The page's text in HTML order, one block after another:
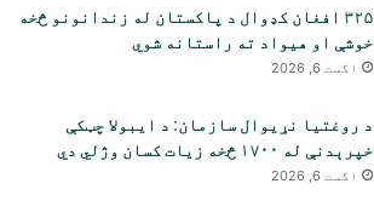
۳۲۵ افغان کډوال د پاکستان له زندانونو څخه
خوشې او هیواد ته راستانه شوي
اگست 6, 2026
د روغتیا نړیوال سازمان: د ایبولا چټکې
خپرېدنې له ۱۷۰۰ څخه زیات کسان وژلي دي
اگست 6, 2026